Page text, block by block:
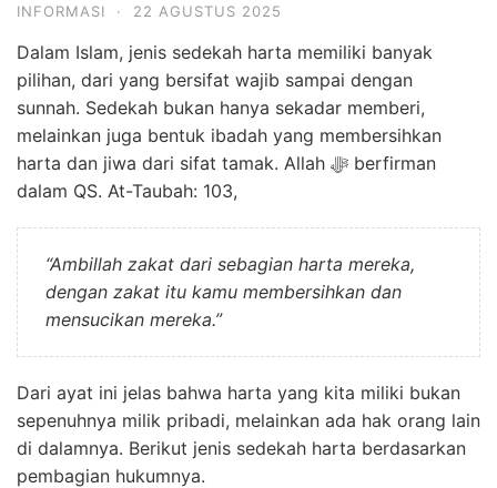
INFORMASI · 22 AGUSTUS 2025
Dalam Islam, jenis sedekah harta memiliki banyak
pilihan, dari yang bersifat wajib sampai dengan
sunnah. Sedekah bukan hanya sekadar memberi,
melainkan juga bentuk ibadah yang membersihkan
harta dan jiwa dari sifat tamak. Allah ﷻ berfirman
dalam QS. At-Taubah: 103,
“Ambillah zakat dari sebagian harta mereka,
dengan zakat itu kamu membersihkan dan
mensucikan mereka.”
Dari ayat ini jelas bahwa harta yang kita miliki bukan
sepenuhnya milik pribadi, melainkan ada hak orang lain
di dalamnya. Berikut jenis sedekah harta berdasarkan
pembagian hukumnya.